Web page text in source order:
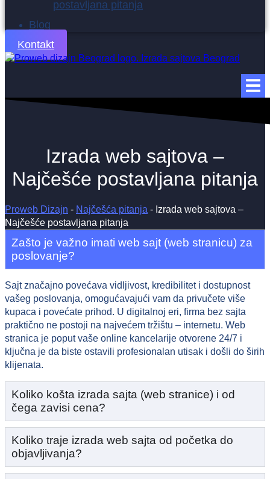
postavljana pitanja
Blog
Kontakt
Izrada web sajtova –
Najčešće postavljana pitanja
Proweb Dizajn - Najčešća pitanja - Izrada web sajtova –
Najčešće postavljana pitanja
Zašto je važno imati web sajt (web stranicu) za
poslovanje?
Sajt značajno povećava vidljivost, kredibilitet i dostupnost
vašeg poslovanja, omogućavajući vam da privučete više
kupaca i povećate prihod. U digitalnoj eri, firma bez sajta
praktično ne postoji na najvećem tržištu – internetu. Web
stranica je poput vaše online kancelarije otvorene 24/7 i
ključna je da biste ostavili profesionalan utisak i došli do širih
klijenata.
Koliko košta izrada sajta (web stranice) i od
čega zavisi cena?
Koliko traje izrada web sajta od početka do
objavljivanja?